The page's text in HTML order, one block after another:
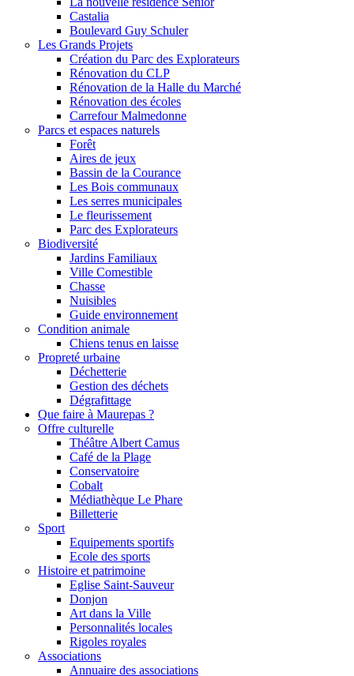
Castalia
Boulevard Guy Schuler
Les Grands Projets
Création du Parc des Explorateurs
Rénovation du CLP
Rénovation de la Halle du Marché
Rénovation des écoles
Carrefour Malmedonne
Parcs et espaces naturels
Forêt
Aires de jeux
Bassin de la Courance
Les Bois communaux
Les serres municipales
Le fleurissement
Parc des Explorateurs
Biodiversité
Jardins Familiaux
Ville Comestible
Chasse
Nuisibles
Guide environnement
Condition animale
Chiens tenus en laisse
Propreté urbaine
Déchetterie
Gestion des déchets
Dégrafittage
Que faire à Maurepas ?
Offre culturelle
Théâtre Albert Camus
Café de la Plage
Conservatoire
Cobalt
Médiathèque Le Phare
Billetterie
Sport
Equipements sportifs
Ecole des sports
Histoire et patrimoine
Eglise Saint-Sauveur
Donjon
Art dans la Ville
Personnalités locales
Rigoles royales
Associations
Annuaire des associations